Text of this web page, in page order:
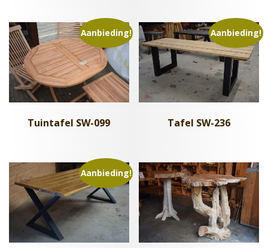
Aanbieding!
Tuintafel SW-099
Aanbieding!
Tafel SW-236
Aanbieding!